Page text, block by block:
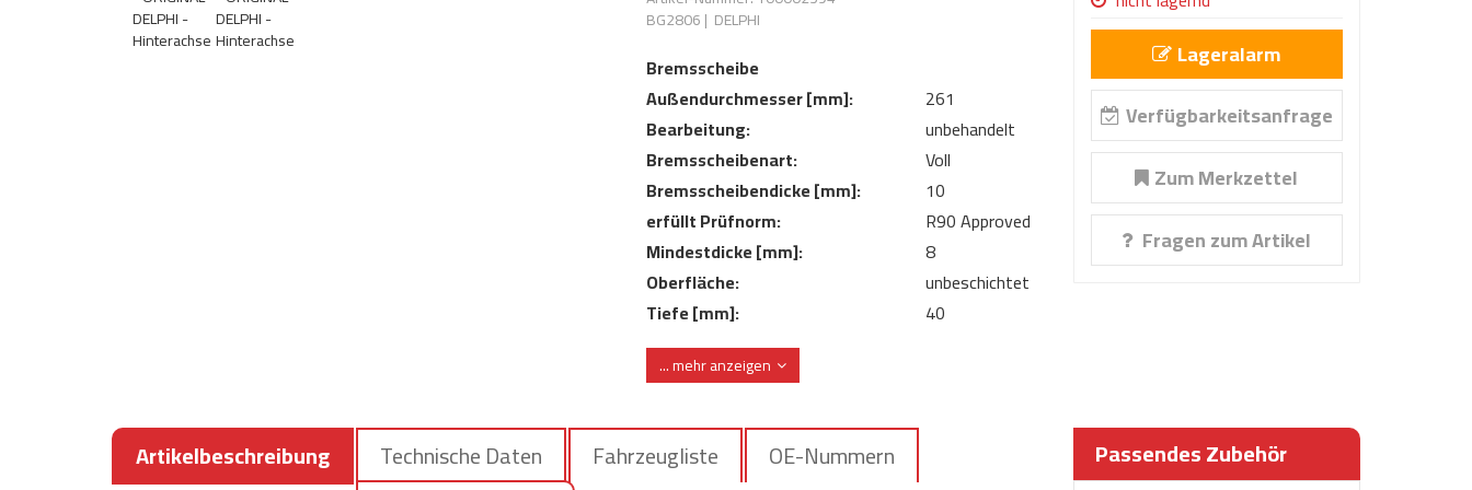
BG2806| DELPHI
Bremsscheibe
Außendurchmesser [mm]:
261
Bearbeitung:
unbehandelt
Bremsscheibenart:
Voll
Bremsscheibendicke [mm]:
10
erfüllt Prüfnorm:
R90 Approved
Mindestdicke [mm]:
8
Oberfläche:
unbeschichtet
Tiefe [mm]:
40
Zentrierungsdurchmesser [mm]:
... mehr anzeigen
Lageralarm
Verfügbarkeitsanfrage
Zum Merkzettel
Fragen zum Artikel
Artikelbeschreibung Technische Daten Fahrzeugliste
OE-Nummern
Passendes Zubehör